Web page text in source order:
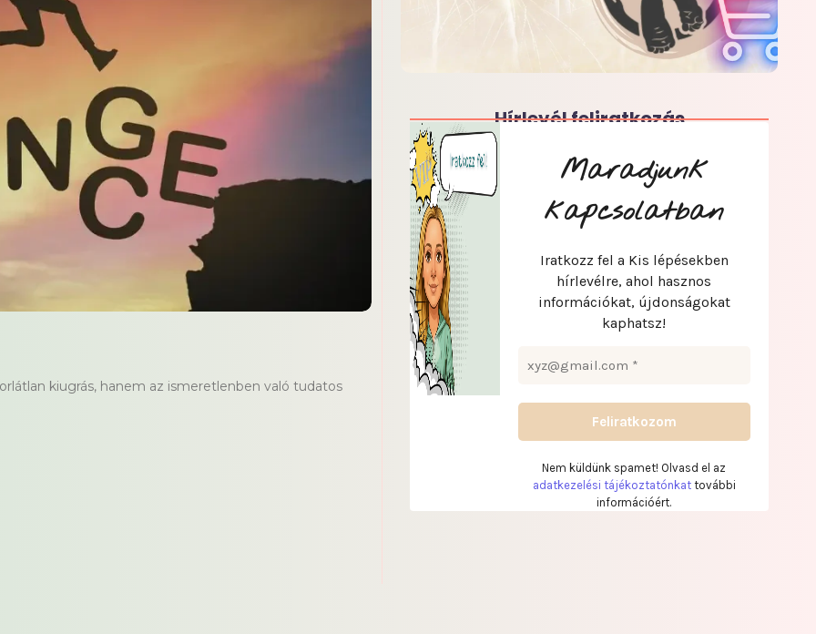
kiugrás, hanem az ismeretlenben való tudatos
Hírlevél feliratkozás
Maradjunk
kapcsolatban
Iratkozz fel a Kis lépésekben
hírlevélre, ahol hasznos
információkat, újdonságokat
kaphatsz!
Nem küldünk spamet! Olvasd el az
adatkezelési tájékoztatónkattovábbi
információért.